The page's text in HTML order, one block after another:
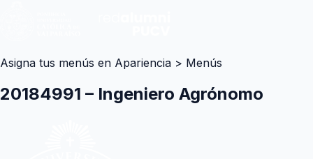
Asigna tus menús en Apariencia > Menús
20184991 – Ingeniero Agrónomo